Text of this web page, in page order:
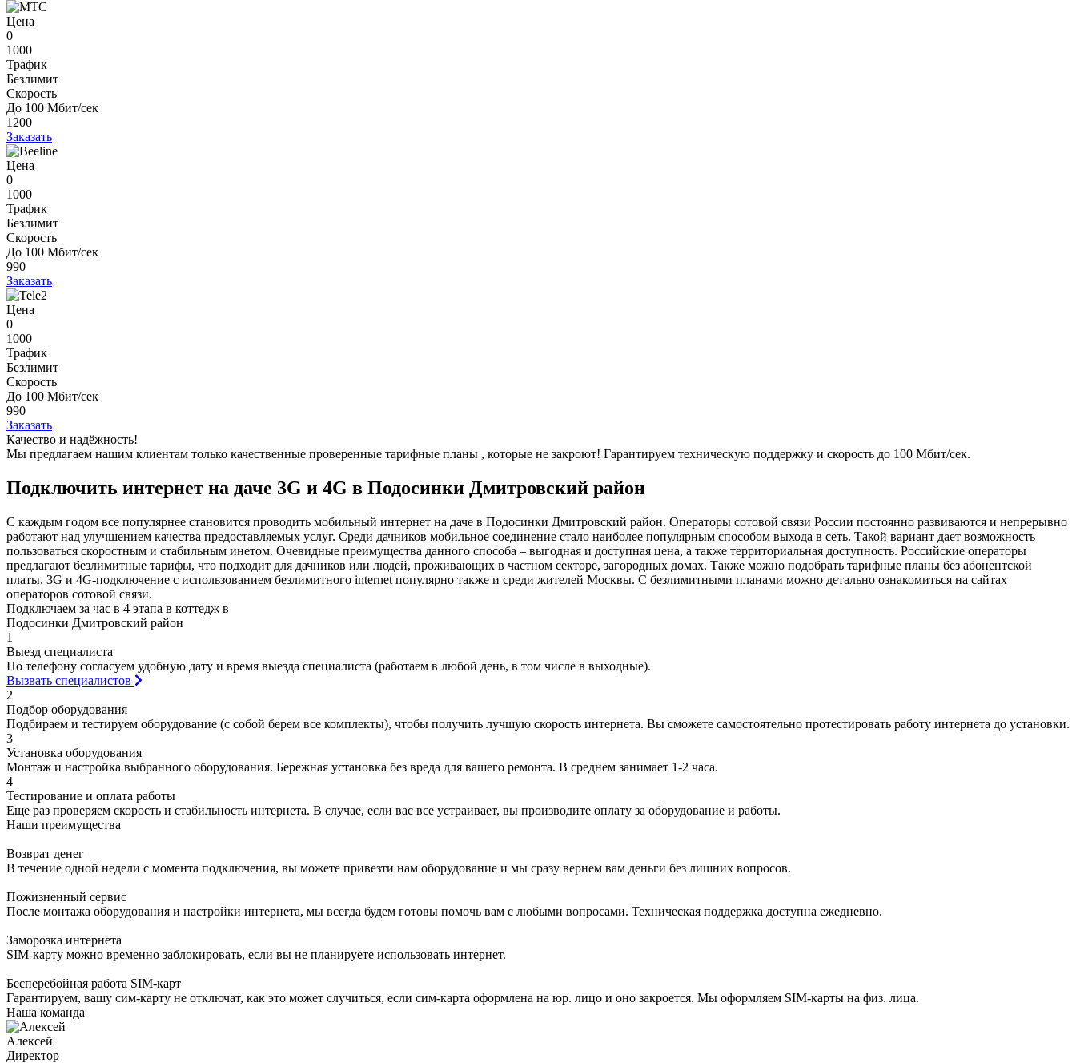
Цена
0
1000
Трафик
Безлимит
Скорость
До 100 Мбит/сек
1200
Заказать
Цена
0
1000
Трафик
Безлимит
Скорость
До 100 Мбит/сек
990
Заказать
Цена
0
1000
Трафик
Безлимит
Скорость
До 100 Мбит/сек
990
Заказать
Качество и надёжность!
Мы предлагаем нашим клиентам только качественные проверенные тарифные планы , которые не закроют! Гарантируем техническую поддержку и скорость до 100 Мбит/сек.
Подключить интернет на даче 3G и 4G в Подосинки Дмитровский район
С каждым годом все популярнее становится проводить мобильный интернет на даче в Подосинки Дмитровский район. Операторы сотовой связи России постоянно развиваются и непрерывно
работают над улучшением качества предоставляемых услуг. Среди дачников мобильное соединение стало наиболее популярным способом выхода в сеть. Такой вариант дает возможность
пользоваться скоростным и стабильным инетом. Очевидные преимущества данного способа – выгодная и доступная цена, а также территориальная доступность. Российские операторы
предлагают безлимитные тарифы, что подходит для дачников или людей, проживающих в частном секторе, загородных домах. Также можно подобрать тарифные планы без абонентской
платы. 3G и 4G-подключение с использованием безлимитного internet популярно также и среди жителей Москвы. С безлимитными планами можно детально ознакомиться на сайтах
операторов сотовой связи.
Подключаем за час в 4 этапа в коттедж в
Подосинки Дмитровский район
1
Выезд специалиста
По телефону согласуем удобную дату и время выезда специалиста (работаем в любой день, в том числе в выходные).
Вызвать специалистов
2
Подбор оборудования
Подбираем и тестируем оборудование (с собой берем все комплекты), чтобы получить лучшую скорость интернета. Вы сможете самостоятельно протестировать работу интернета до установки.
3
Установка оборудования
Монтаж и настройка выбранного оборудования. Бережная установка без вреда для вашего ремонта. В среднем занимает 1-2 часа.
4
Тестирование и оплата работы
Еще раз проверяем скорость и стабильность интернета. В случае, если вас все устраивает, вы производите оплату за оборудование и работы.
Наши преимущества
Возврат денег
В течение одной недели с момента подключения, вы можете привезти нам оборудование и мы сразу вернем вам деньги без лишних вопросов.
Пожизненный сервис
После монтажа оборудования и настройки интернета, мы всегда будем готовы помочь вам с любыми вопросами. Техническая поддержка доступна ежедневно.
Заморозка интернета
SIM-карту можно временно заблокировать, если вы не планируете использовать интернет.
Бесперебойная работа SIM-карт
Гарантируем, вашу сим-карту не отключат, как это может случиться, если сим-карта оформлена на юр. лицо и оно закроется. Мы оформляем SIM-карты на физ. лица.
Наша команда
Алексей
Директор